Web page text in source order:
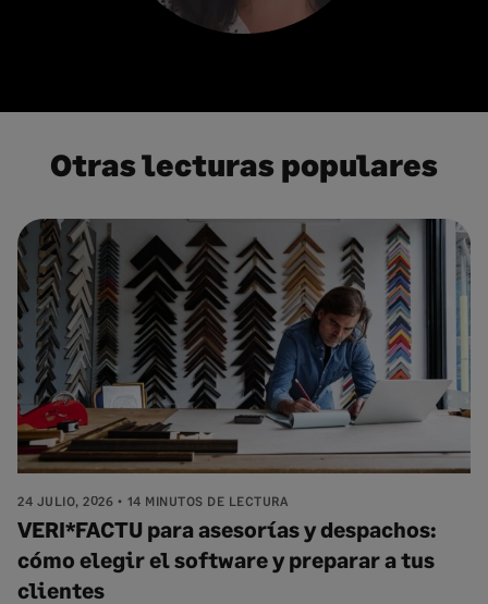
Otras lecturas populares
24 JULIO, 2026 14 MINUTOS DE LECTURA
VERI*FACTU para asesorías y despachos:
cómo elegir el software y preparar a tus
clientes